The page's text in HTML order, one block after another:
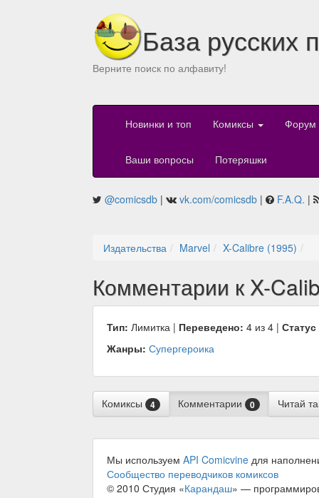
База русских
Верните поиск по алфавиту!
Новинки и топ Комиксы Форум
Ваши вопросы Потеряшки
@comicsdb | vk.com/comicsdb | F.A.Q. |
Издательства Marvel X-Calibre (1995)
Комментарии к X-
Тип: Лимитка | Переведено: 4 из 4 |
Жанры: Супергероика
Комиксы 4 Комментарии 0 Читай
Мы используем API Comicvine для
Сообщество переводчиков комиксов
© 2010 Студия «Карандаш» —